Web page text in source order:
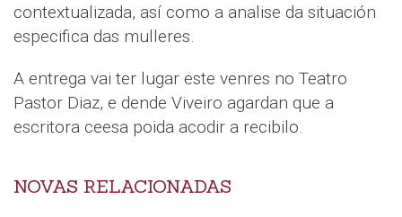
contextualizada, así como a analise da situación
especifica das mulleres.
A entrega vai ter lugar este venres no Teatro
Pastor Diaz, e dende Viveiro agardan que a
escritora ceesa poida acodir a recibilo.
NOVAS RELACIONADAS